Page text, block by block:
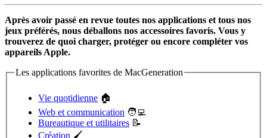
Après avoir passé en revue toutes nos applications et tous nos
jeux préférés, nous déballons nos accessoires favoris. Vous y
trouverez de quoi charger, protéger ou encore compléter vos
appareils Apple.
Les applications favorites de MacGeneration
Vie quotidienne 🏠
Web et communication 🧑‍💻
Bureautique et utilitaires 📝
Création 🖌